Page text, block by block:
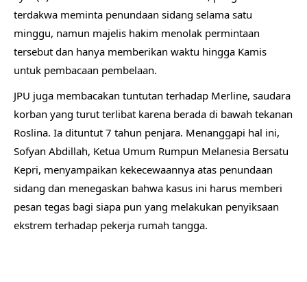
terdakwa meminta penundaan sidang selama satu
minggu, namun majelis hakim menolak permintaan
tersebut dan hanya memberikan waktu hingga Kamis
untuk pembacaan pembelaan.
JPU juga membacakan tuntutan terhadap Merline, saudara
korban yang turut terlibat karena berada di bawah tekanan
Roslina. Ia dituntut 7 tahun penjara. Menanggapi hal ini,
Sofyan Abdillah, Ketua Umum Rumpun Melanesia Bersatu
Kepri, menyampaikan kekecewaannya atas penundaan
sidang dan menegaskan bahwa kasus ini harus memberi
pesan tegas bagi siapa pun yang melakukan penyiksaan
ekstrem terhadap pekerja rumah tangga.